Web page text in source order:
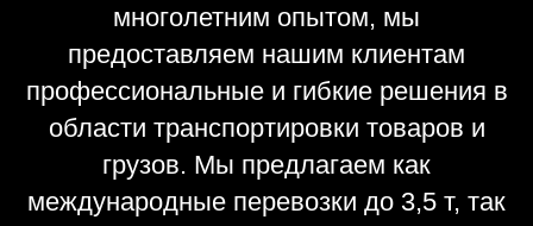
многолетним опытом, мы
предоставляем нашим клиентам
профессиональные и гибкие решения в
области транспортировки товаров и
грузов. Мы предлагаем как
международные перевозки до 3,5 т, так